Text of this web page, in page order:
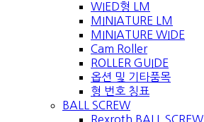
WIED형 LM
MINIATURE LM
MINIATURE WIDE
Cam Roller
ROLLER GUIDE
옵션 및 기타품목
형 번호 칭표
BALL SCREW
Rexroth BALL SCREW